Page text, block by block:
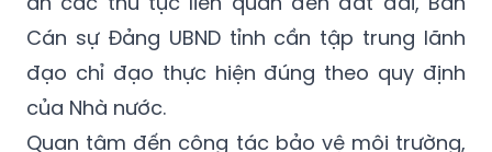
của Nhà nước.
Quan tâm đến công tác bảo vệ môi trường,
nguồn nước. Nhanh chóng hoàn chỉnh các
thủ tục cần thiết để cho nhà đầu tư triển